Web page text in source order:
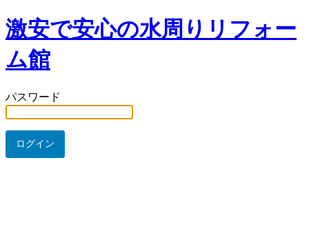
激安で安心の水周りリフォー
ム館
パスワード